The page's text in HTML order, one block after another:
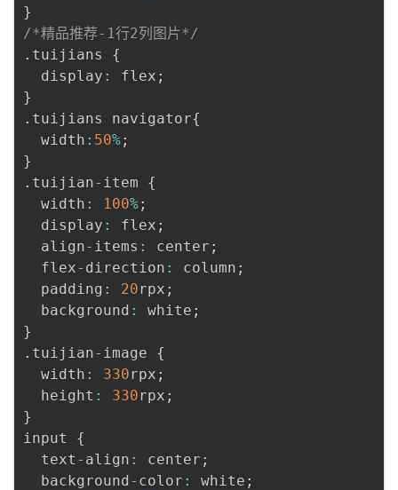
}
/*精品推荐-1行2列图片*/
. tuijians {
  display
: flex ;
}
. tuijians navigator{
  width
: 50%;
}
. tuijian- item {
  width
: 100%;
  display
: flex ;
  align
- items : center ;
  flex
- direction : column ;
  padding
: 20rpx ;
  background
: white ;
}
. tuijian- image {
  width
: 330rpx ;
  height
: 330rpx ;
}
input {
  text
- align : center ;
  background
- color : white ;